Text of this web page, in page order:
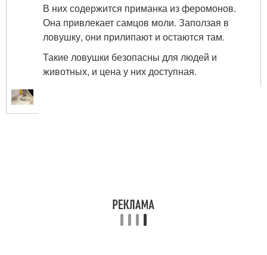
В них содержится приманка из феромонов.
Она привлекает самцов моли. Заползая в
ловушку, они прилипают и остаются там.
Такие ловушки безопасны для людей и
животных, и цена у них доступная.